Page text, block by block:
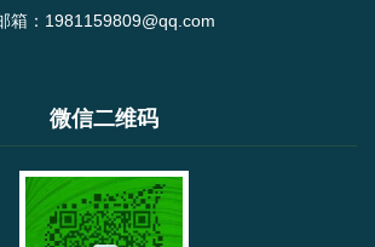
箱：1981159809@qq.com
微信二维码